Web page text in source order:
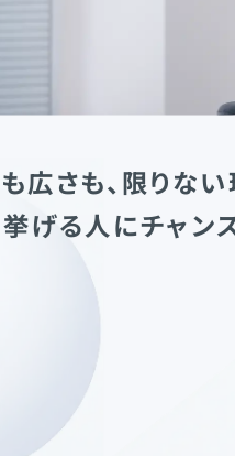
広さも、限りな
げる人にチャン